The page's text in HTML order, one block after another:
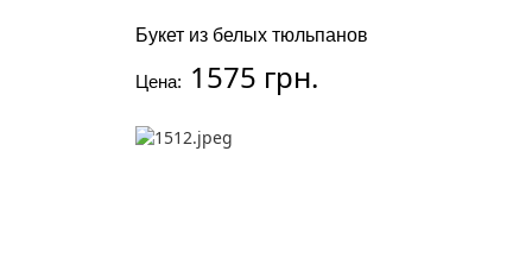
Букет из белых тюльпанов
Цена: 1575 грн.